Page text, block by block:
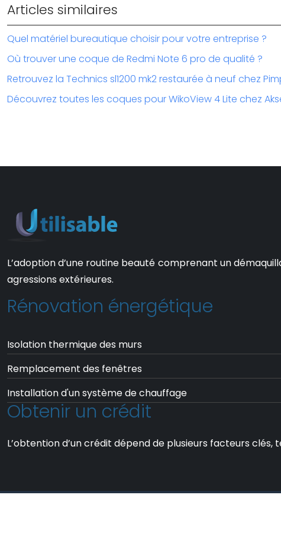
Articles similaires
Quel matériel bureautique choisir pour votre entreprise ?
Où trouver une coque de Redmi Note 6 pro de qualité ?
Retrouvez la Technics sl1200 mk2 restaurée à neuf chez
Découvrez toutes les coques pour WikoView 4 Lite chez
L’adoption d’une routine beauté comprenant un
agressions extérieures.
Rénovation énergétique
Isolation thermique des murs
Remplacement des fenêtres
Installation d'un système de chauffage
Obtenir un crédit
L’obtention d’un crédit dépend de plusieurs facteurs